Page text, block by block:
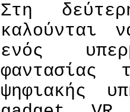
Στη
καλούνται
ενός
φαντασίας
ψηφιακής